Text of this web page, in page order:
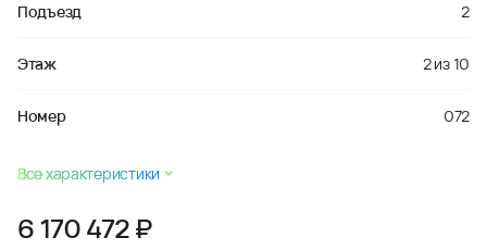
Подъезд 2
Этаж 2из10
Номер 072
Все характеристики
6 170 472₽